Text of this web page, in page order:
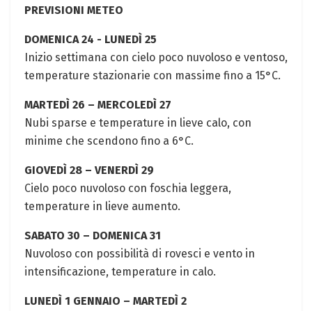
PREVISIONI METEO
DOMENICA‌ 24 ⁢-​ LUNEDÌ 25
Inizio settimana con cielo poco nuvoloso e ventoso,⁣
temperature stazionarie ⁢con massime fino a 15°C.
MARTEDÌ 26 – MERCOLEDÌ 27
Nubi sparse e temperature in lieve calo, con
‌minime che ​scendono fino a 6°C.⁤
GIOVEDÌ 28 – VENERDÌ 29
Cielo poco nuvoloso con foschia leggera,⁢
temperature in lieve aumento.
SABATO 30 – DOMENICA 31
Nuvoloso ⁣con possibilità di rovesci e vento in
intensificazione,⁣ temperature⁤ in calo.
LUNEDÌ‌ 1 GENNAIO – MARTEDÌ ⁢2